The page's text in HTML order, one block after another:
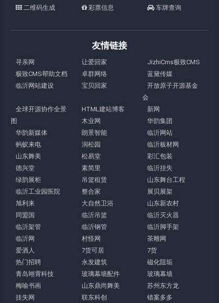
二维码生成
彩票信息 车牌查询
友情链接
寻亲网 让爱回家
JizhiCms极致CMS
极致CMS帮助文档
卓群网络
蓝黛传媒
临沂网站建设
宝贝回家
开放原子开源基金
会
全球开源协作全景
图
HTML建站博客
新网
木业网
华韵集团
华韵新媒体
朗景智能
临沂网站
蚂蚁来电
润松园
临沂板材网
山东舞美
松易堂
彩汇包装
德兴堂
素简里
临沂挂失
绿韵展柜
吊篮租赁
山东舞台工程
临沂工业园医院
整合家
展贝展架
旭利来
大自然卫浴
山东新农村
同盟国
临沂吊篮
临沂灭火器
临沂架管
临沂钢管
临沂脚手架
临沂网
村怪网
茶雕网
爱酒人
7货可居
7货
热门招聘
永发建筑
磁化阻垢
青岛翊霄科技
玻璃幕墙配件
玻璃幕墙
梅喻书画
山东鼎尚舞美
苏州东方龙
挂失网
联东科创
错案多多